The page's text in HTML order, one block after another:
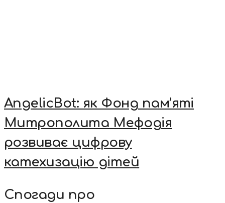
AngelicBot: як Фонд пам’яті
Митрополита Мефодія
розвиває цифрову
катехизацію дітей
Спогади про